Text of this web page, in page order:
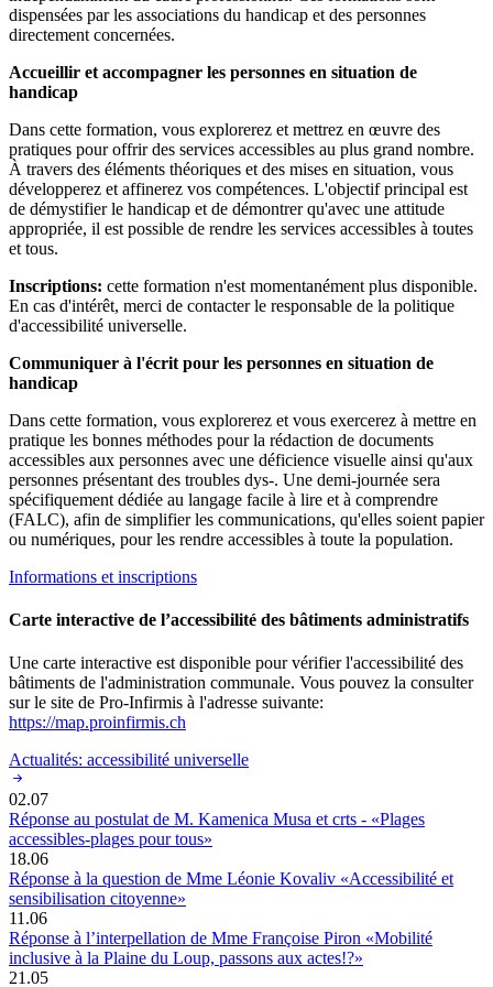
dispensées par les associations du handicap et des personnes
directement concernées.
Accueillir et accompagner les personnes en situation de
handicap
Dans cette formation, vous explorerez et mettrez en œuvre des
pratiques pour offrir des services accessibles au plus grand nombre.
À travers des éléments théoriques et des mises en situation, vous
développerez et affinerez vos compétences. L'objectif principal est
de démystifier le handicap et de démontrer qu'avec une attitude
appropriée, il est possible de rendre les services accessibles à toutes
et tous.
Inscriptions: cette formation n'est momentanément plus disponible.
En cas d'intérêt, merci de contacter le responsable de la politique
d'accessibilité universelle.
Communiquer à l'écrit pour les personnes en situation de
handicap
Dans cette formation, vous explorerez et vous exercerez à mettre en
pratique les bonnes méthodes pour la rédaction de documents
accessibles aux personnes avec une déficience visuelle ainsi qu'aux
personnes présentant des troubles dys-. Une demi-journée sera
spécifiquement dédiée au langage facile à lire et à comprendre
(FALC), afin de simplifier les communications, qu'elles soient papier
ou numériques, pour les rendre accessibles à toute la population.
Informations et inscriptions
Carte interactive de l’accessibilité des bâtiments administratifs
Une carte interactive est disponible pour vérifier l'accessibilité des
bâtiments de l'administration communale. Vous pouvez la consulter
sur le site de Pro-Infirmis à l'adresse suivante:
https://map.proinfirmis.ch
Actualités: accessibilité universelle
02.07
Réponse au postulat de M. Kamenica Musa et crts - «Plages
accessibles-plages pour tous»
18.06
Réponse à la question de Mme Léonie Kovaliv «Accessibilité et
sensibilisation citoyenne»
11.06
Réponse à l’interpellation de Mme Françoise Piron «Mobilité
inclusive à la Plaine du Loup, passons aux actes!?»
21.05